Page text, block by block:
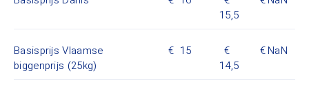
15,5
Basisprijs Vlaamse
biggenprijs (25kg)
15
14,5
NaN